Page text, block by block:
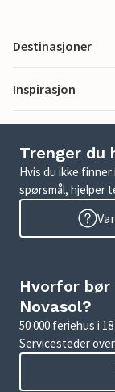
Destinasjoner
Inspirasjon
Trenger du
Hvis du ikke
spørsmål, hjelper
Hvorfor
Novasol?
50 000 feriehus i
Servicesteder